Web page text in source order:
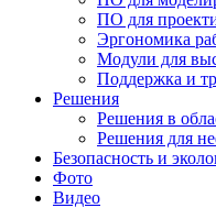
ПО для
Эргономика
Модули для
Поддержка и
Решения
Решения в
Решения для
Безопасность и
Фото
Видео